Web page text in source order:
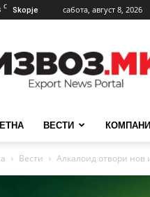
C Skopje сабота, август 8, 2026
ВЕСТИ
Вести Алкалоид отвори нов